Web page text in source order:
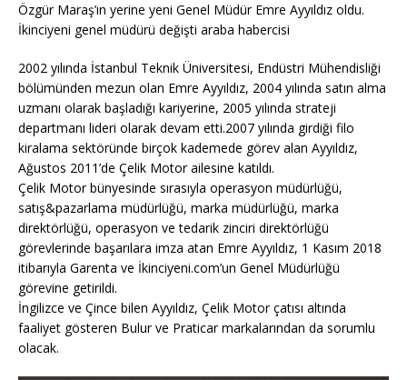
Özgür Maraş’ın yerine yeni Genel Müdür Emre Ayyıldız oldu.
İkinciyeni genel müdürü değişti araba habercisi
2002 yılında İstanbul Teknik Üniversitesi, Endüstri Mühendisliği
bölümünden mezun olan Emre Ayyıldız, 2004 yılında satın alma
uzmanı olarak başladığı kariyerine, 2005 yılında strateji
departmanı lideri olarak devam etti.2007 yılında girdiği filo
kiralama sektöründe birçok kademede görev alan Ayyıldız,
Ağustos 2011’de Çelik Motor ailesine katıldı.
Çelik Motor bünyesinde sırasıyla operasyon müdürlüğü,
satış&pazarlama müdürlüğü, marka müdürlüğü, marka
direktörlüğü, operasyon ve tedarik zinciri direktörlüğü
görevlerinde başarılara imza atan Emre Ayyıldız, 1 Kasım 2018
itibarıyla Garenta ve İkinciyeni.com’un Genel Müdürlüğü
görevine getirildi.
İngilizce ve Çince bilen Ayyıldız, Çelik Motor çatısı altında
faaliyet gösteren Bulur ve Praticar markalarından da sorumlu
olacak.